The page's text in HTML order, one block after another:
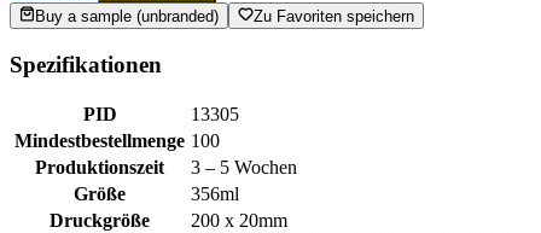
Buy a sample (unbranded)
Zu Favoriten speichern
Spezifikationen
PID
13305
Mindestbestellmenge 100
Produktionszeit
3 – 5 Wochen
Größe
356ml
Druckgröße
200 x 20mm